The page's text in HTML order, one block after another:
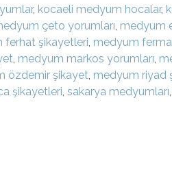
, kocaeli medyum hocalar,
çeto yorumları, medyum
ferhat şikayetleri, medyum
, medyum markos yorumları,
özdemir şikayet, medyum riyad
şikayetleri, sakarya medyumları,